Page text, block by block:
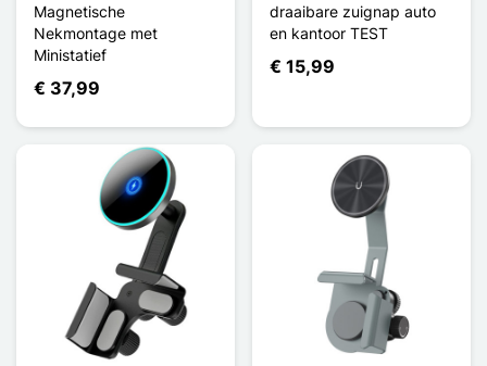
Magnetische
Nekmontage met
Ministatief
€ 37,99
draaibare zuignap auto
en kantoor TEST
€ 15,99